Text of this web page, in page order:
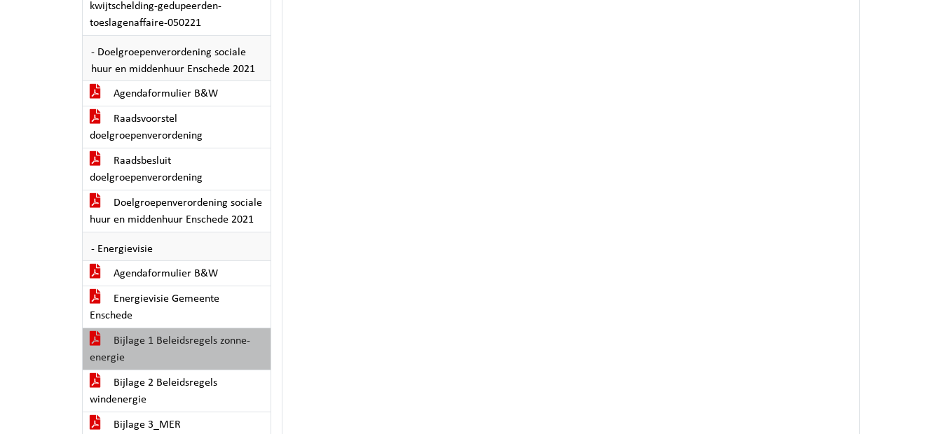
kwijtschelding-gedupeerden-
toeslagenaffaire-050221
- Doelgroepenverordening sociale
huur en middenhuur Enschede 2021
Agendaformulier B&W
Raadsvoorstel
doelgroepenverordening
Raadsbesluit
doelgroepenverordening
Doelgroepenverordening sociale
huur en middenhuur Enschede 2021
- Energievisie
Agendaformulier B&W
Energievisie Gemeente
Enschede
Bijlage 1 Beleidsregels zonne-
energie
Bijlage 2 Beleidsregels
windenergie
Bijlage 3_MER